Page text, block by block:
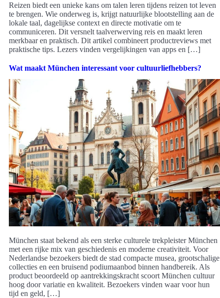
Reizen biedt een unieke kans om talen leren tijdens reizen tot leven
te brengen. Wie onderweg is, krijgt natuurlijke blootstelling aan de
lokale taal, dagelijkse context en directe motivatie om te
communiceren. Dit versnelt taalverwerving reis en maakt leren
merkbaar en praktisch. Dit artikel combineert productreviews met
praktische tips. Lezers vinden vergelijkingen van apps en […]
Wat maakt München interessant voor cultuurliefhebbers?
München staat bekend als een sterke culturele trekpleister München
met een rijke mix van geschiedenis en moderne creativiteit. Voor
Nederlandse bezoekers biedt de stad compacte musea, grootschalige
collecties en een bruisend podiumaanbod binnen handbereik. Als
product beoordeeld op aantrekkingskracht scoort München cultuur
hoog door variatie en kwaliteit. Bezoekers vinden waar voor hun
tijd en geld, […]